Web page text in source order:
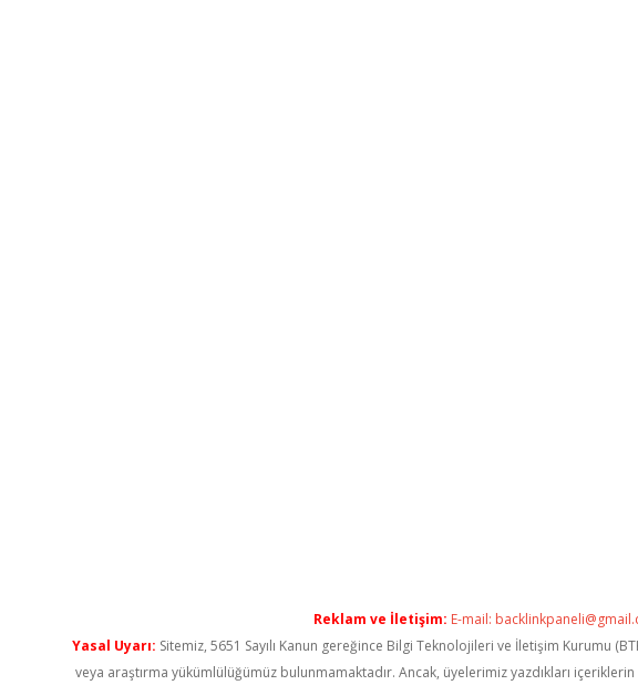
Reklam ve İletişim: E-mail:
Yasal Uyarı: Sitemiz, 5651 Sayılı Kanun gereğince Bilgi Teknolojileri ve İletişim Kurumu
veya araştırma yükümlülüğümüz bulunmamaktadır. Ancak, üyelerimiz yazdıkları